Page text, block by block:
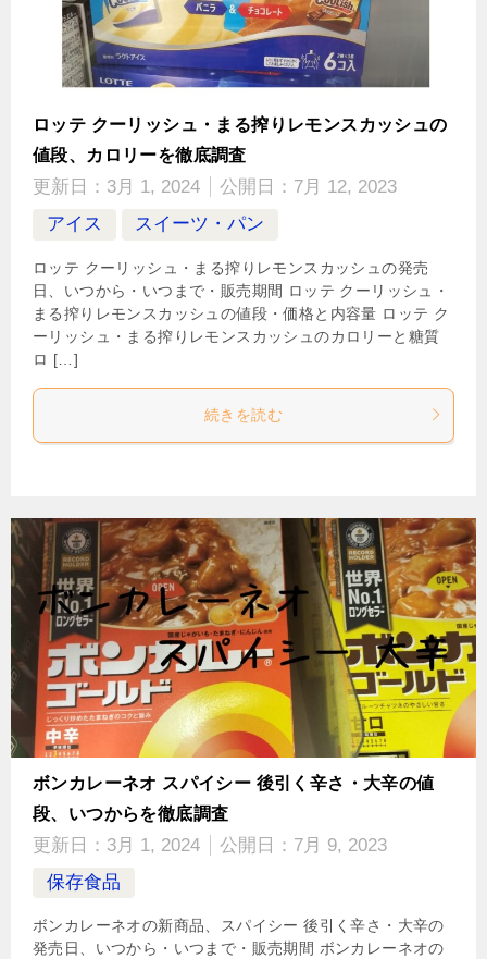
ロッテ クーリッシュ・まる搾りレモンスカッシュの
値段、カロリーを徹底調査
更新日： 3月 1, 2024 公開日： 7月 12, 2023
アイス
スイーツ・パン
ロッテ クーリッシュ・まる搾りレモンスカッシュの発売
日、いつから・いつまで・販売期間 ロッテ クーリッシュ・
まる搾りレモンスカッシュの値段・価格と内容量 ロッテ ク
ーリッシュ・まる搾りレモンスカッシュのカロリーと糖質
ロ […]
続きを読む
ボンカレーネオ スパイシー 後引く辛さ・大辛の値
段、いつからを徹底調査
更新日： 3月 1, 2024 公開日： 7月 9, 2023
保存食品
ボンカレーネオの新商品、スパイシー 後引く辛さ・大辛の
発売日、いつから・いつまで・販売期間 ボンカレーネオの